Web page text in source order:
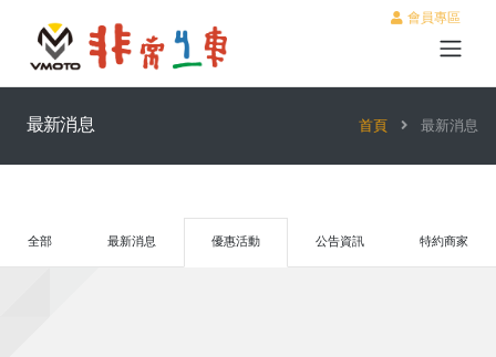
會員專區
最新消息 首頁 最新消息
全部 最新消息 優惠活動 公告資訊 特約商家